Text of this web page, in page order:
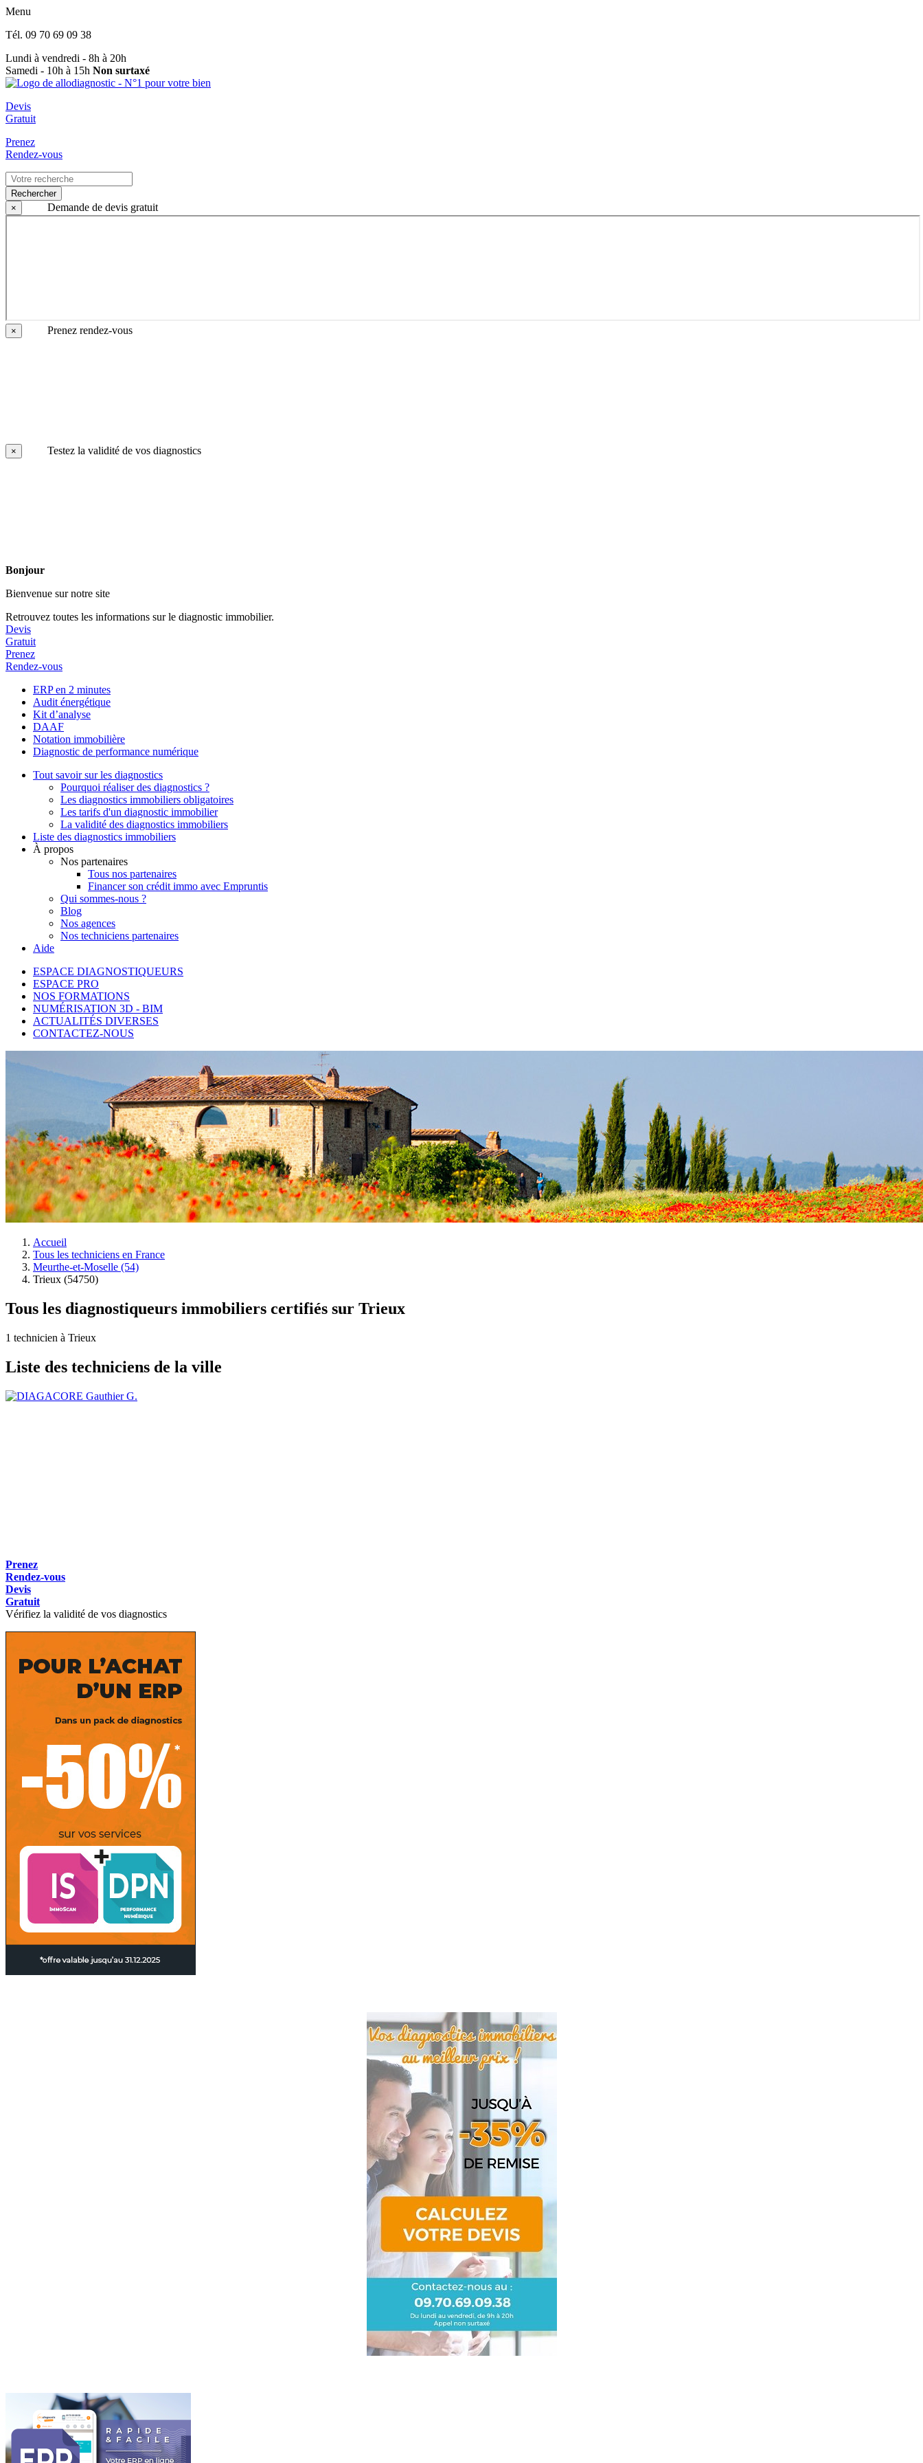
Menu
Tél. 09 70 69 09 38
Lundi à vendredi - 8h à 20h
Samedi - 10h à 15h Non surtaxé
Devis
Gratuit
Prenez
Rendez-vous
Rechercher
×
Demande de devis gratuit
× Prenez rendez-vous
× Testez la validité de vos diagnostics
Bonjour
Bienvenue sur notre site
Retrouvez toutes les informations sur le diagnostic immobilier.
Devis
Gratuit
Prenez
Rendez-vous
ERP en 2 minutes
Audit énergétique
Kit d’analyse
DAAF
Notation immobilière
Diagnostic de performance numérique
Tout savoir sur les diagnostics
Pourquoi réaliser des diagnostics ?
Les diagnostics immobiliers obligatoires
Les tarifs d'un diagnostic immobilier
La validité des diagnostics immobiliers
Liste des diagnostics immobiliers
À propos
Nos partenaires
Tous nos partenaires
Financer son crédit immo avec Empruntis
Qui sommes-nous ?
Blog
Nos agences
Nos techniciens partenaires
Aide
ESPACE DIAGNOSTIQUEURS
ESPACE PRO
NOS FORMATIONS
NUMÉRISATION 3D - BIM
ACTUALITÉS DIVERSES
CONTACTEZ-NOUS
Accueil
Tous les techniciens en France
Meurthe-et-Moselle (54)
Trieux (54750)
Tous les diagnostiqueurs immobiliers certifiés sur Trieux
1 technicien à Trieux
Liste des techniciens de la ville
Gauthier G.
Prenez
Rendez-vous
Devis
Gratuit
Vérifiez la validité de vos diagnostics